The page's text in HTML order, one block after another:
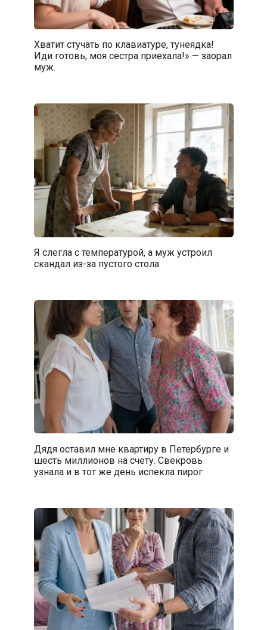
Хватит стучать по клавиатуре, тунеядка!
Иди готовь, моя сестра приехала!» — заорал
муж.
Я слегла с температурой, а муж устроил
скандал из-за пустого стола
Дядя оставил мне квартиру в Петербурге и
шесть миллионов на счету. Свекровь
узнала и в тот же день испекла пирог